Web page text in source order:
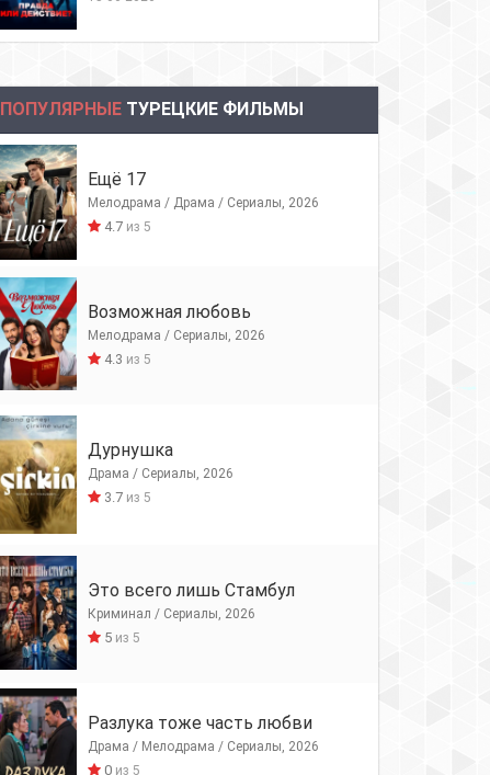
ПОПУЛЯРНЫЕ ТУРЕЦКИЕ ФИЛЬМЫ
Ещё 17
Мелодрама / Драма / Сериалы, 2026
4.7из 5
Возможная любовь
Мелодрама / Сериалы, 2026
4.3 из 5
Дурнушка
Драма / Сериалы, 2026
3.7из 5
Это всего лишь Стамбул
Криминал / Сериалы, 2026
5из 5
Разлука тоже часть любви
Драма / Мелодрама / Сериалы, 2026
0из 5